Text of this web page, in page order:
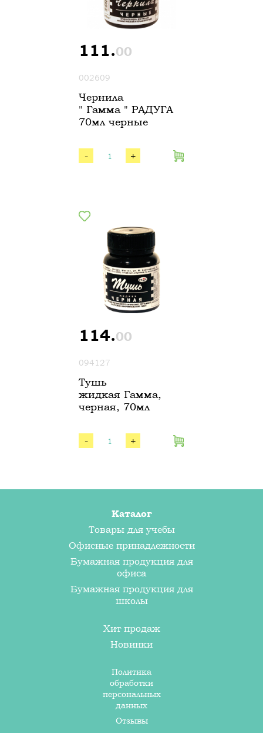
111.00
002609
Чернила
" Гамма " РАДУГА
70мл черные
- +
114.00
094127
Тушь
жидкая Гамма,
черная, 70мл
- +
Каталог
Товары для учебы
Офисные принадлежности
Бумажная продукция для
офиса
Бумажная продукция для
школы
Хит продаж
Новинки
Политика
обработки
персональных
данных
Отзывы